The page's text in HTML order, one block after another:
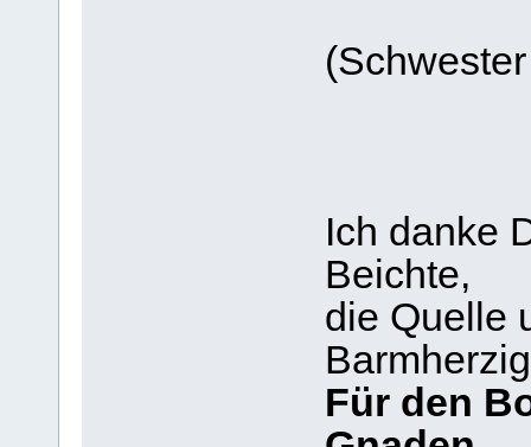
Ich danke
Beichte,
die Quelle
Für den